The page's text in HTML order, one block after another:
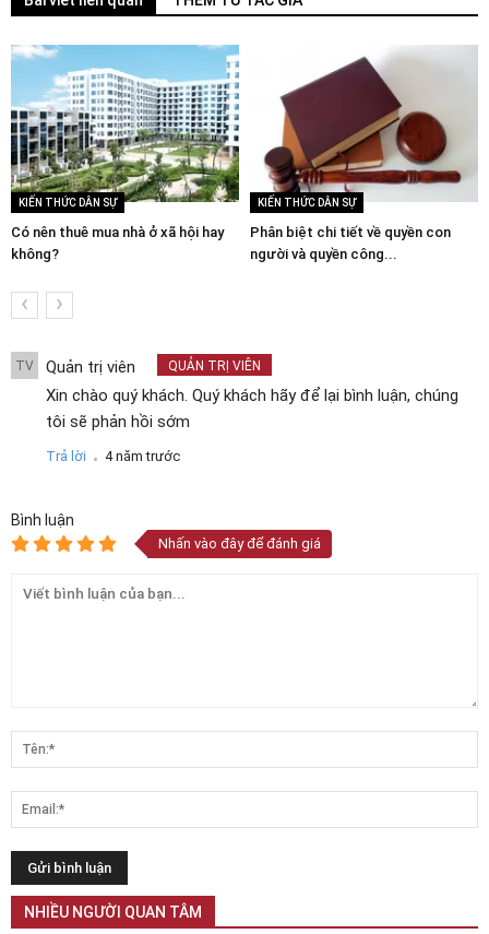
KIẾN THỨC DÂN SỰ
Có nên thuê mua nhà ở xã hội hay
không?
KIẾN THỨC DÂN SỰ
Phân biệt chi tiết về quyền con
người và quyền công...
‹ ›
TV Quản trị viên QUẢN TRỊ VIÊN
Xin chào quý khách. Quý khách hãy để lại bình luận, chúng
tôi sẽ phản hồi sớm
Trả lời . 4 năm trước
Bình luận
Nhấn vào đây để đánh giá
NHIỀU NGƯỜI QUAN TÂM